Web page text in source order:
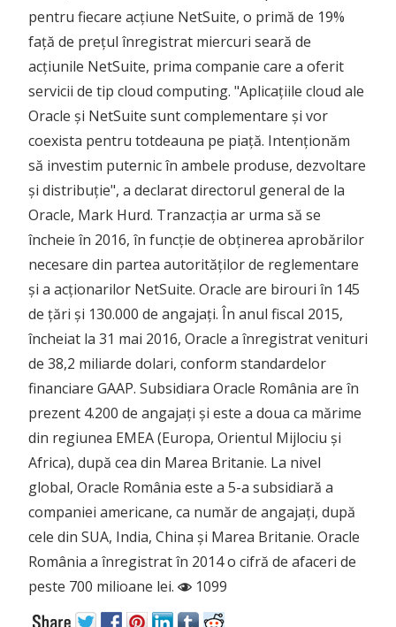
pentru fiecare acțiune NetSuite, o primă de 19%
față de prețul înregistrat miercuri seară de
acțiunile NetSuite, prima companie care a oferit
servicii de tip cloud computing. "Aplicațiile cloud ale
Oracle și NetSuite sunt complementare și vor
coexista pentru totdeauna pe piață. Intenționăm
să investim puternic în ambele produse, dezvoltare
și distribuție", a declarat directorul general de la
Oracle, Mark Hurd. Tranzacția ar urma să se
încheie în 2016, în funcție de obținerea aprobărilor
necesare din partea autorităților de reglementare
și a acționarilor NetSuite. Oracle are birouri în 145
de țări și 130.000 de angajați. În anul fiscal 2015,
încheiat la 31 mai 2016, Oracle a înregistrat venituri
de 38,2 miliarde dolari, conform standardelor
financiare GAAP. Subsidiara Oracle România are în
prezent 4.200 de angajați și este a doua ca mărime
din regiunea EMEA (Europa, Orientul Mijlociu și
Africa), după cea din Marea Britanie. La nivel
global, Oracle România este a 5-a subsidiară a
companiei americane, ca număr de angajați, după
cele din SUA, India, China și Marea Britanie. Oracle
România a înregistrat în 2014 o cifră de afaceri de
peste 700 milioane lei.
1099